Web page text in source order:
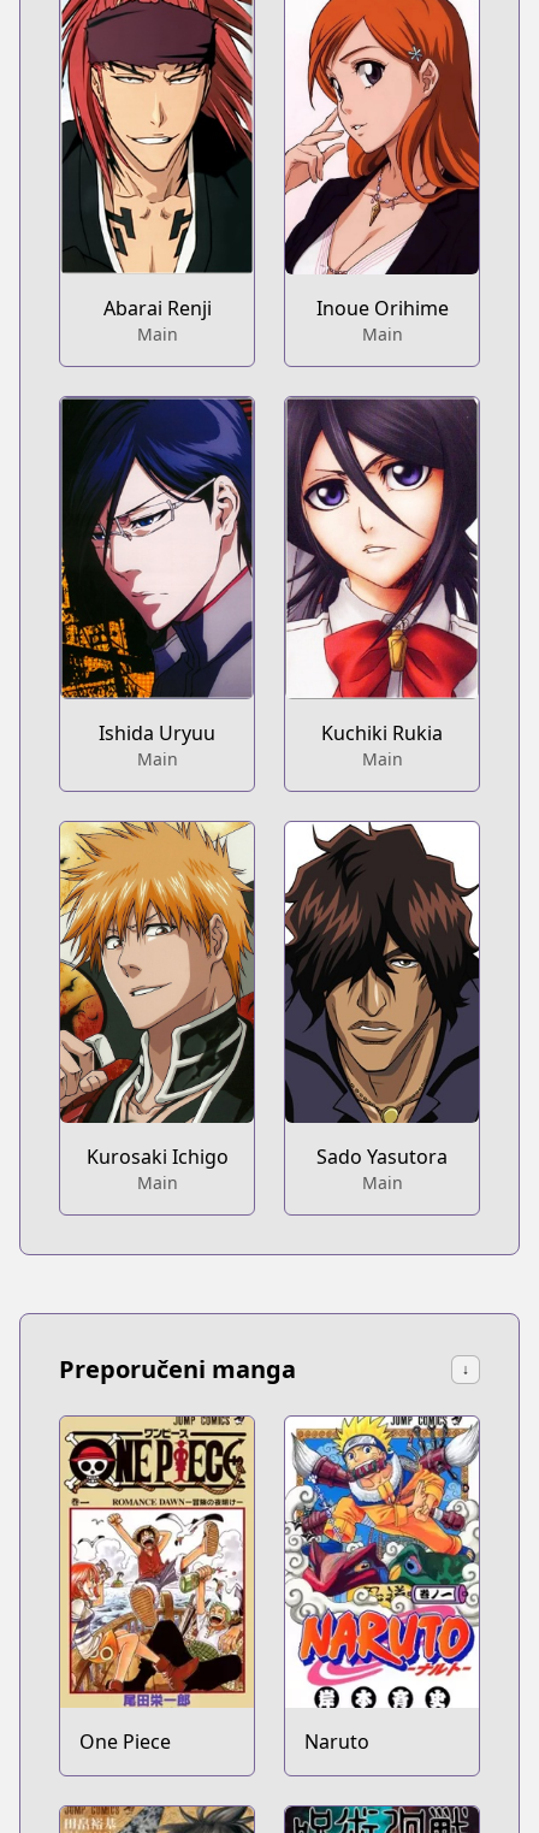
Abarai Renji
Main
Inoue Orihime
Main
Ishida Uryuu
Main
Kuchiki Rukia
Main
Kurosaki Ichigo
Main
Sado Yasutora
Main
Preporučeni manga ↓
One Piece Naruto